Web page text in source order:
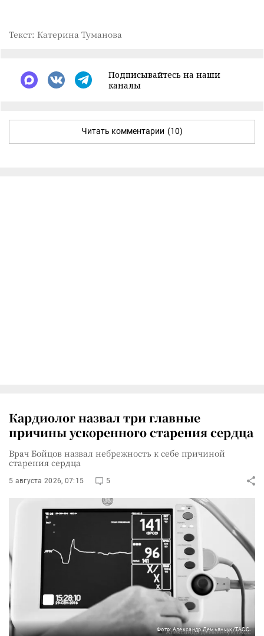
Текст: Катерина Туманова
Подписывайтесь на наши
каналы
Читать комментарии (10)
Кардиолог назвал три главные
причины ускоренного старения сердца
Врач Бойцов назвал небрежность к себе причиной
старения сердца
5 августа 2026, 07:15 5
Фото: Александр Демьянчук/ТАСС